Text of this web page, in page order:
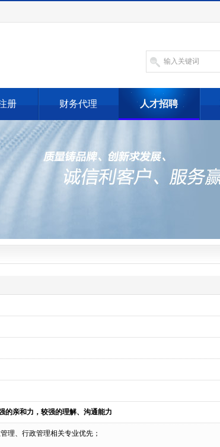
册 财务代理 人才招聘
的亲和力，较强的理解、沟通能力
理、行政管理相关专业优先；